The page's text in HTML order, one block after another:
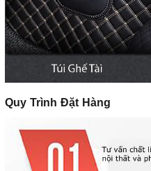
Quy Trình Đặt Hàng